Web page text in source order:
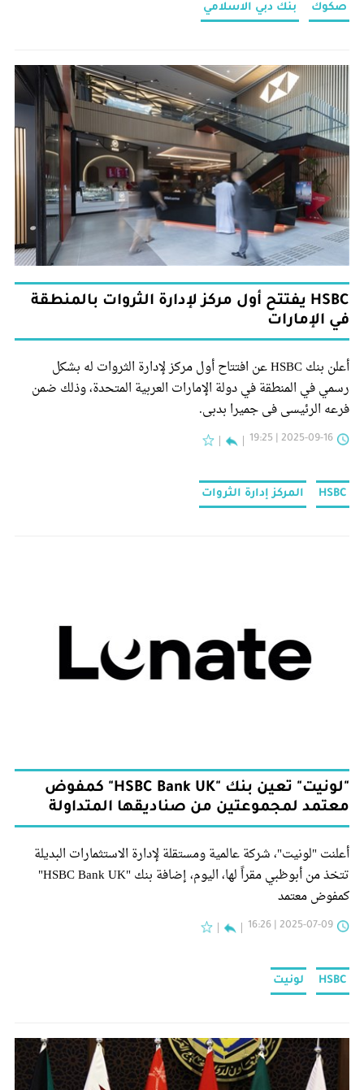
صكوك بنك دبي الاسلامي
HSBC يفتتح أول مركز لإدارة الثروات بالمنطقة
في الإمارات
أعلن بنك HSBC عن افتتاح أول مركز لإدارة الثروات له بشكل
رسمي في المنطقة في دولة الإمارات العربية المتحدة، وذلك ضمن
فرعه الرئيسي في جميرا بدبي.
2025-09-16 | 19:25
HSBC المركز إدارة الثروات
"لونيت" تعين بنك "HSBC Bank UK" كمفوض
معتمد لمجموعتين من صناديقها المتداولة
أعلنت "لونيت"، شركة عالمية ومستقلة لإدارة الاستثمارات البديلة
تتخذ من أبوظبي مقراً لها، اليوم، إضافة بنك "HSBC Bank UK"
كمفوض معتمد
2025-07-09 | 16:26
HSBC لونيت